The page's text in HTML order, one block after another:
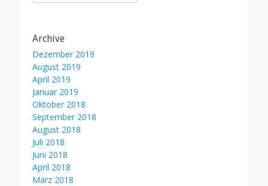
Archive
Dezember 2019
August 2019
April 2019
Januar 2019
Oktober 2018
September 2018
August 2018
Juli 2018
Juni 2018
April 2018
März 2018